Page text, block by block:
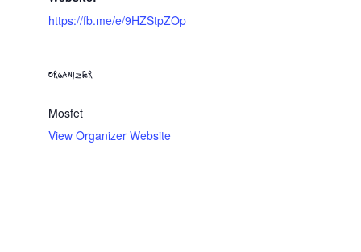
https://fb.me/e/9HZStpZOp
ORGANIZER
Mosfet
View Organizer Website